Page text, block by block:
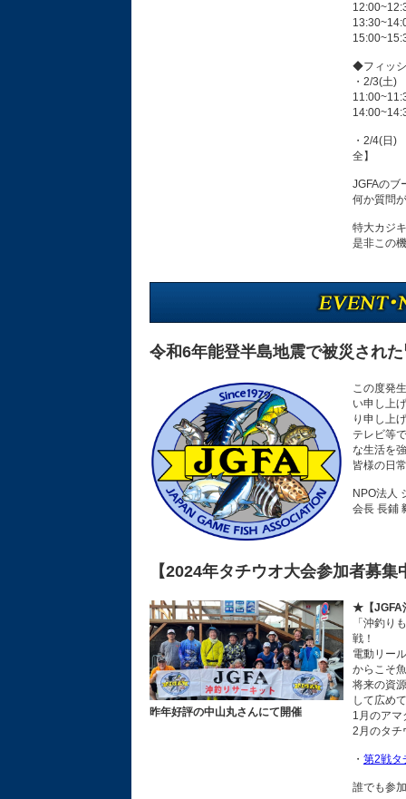
◆フィッ
・2/3(土
・2/4(日)
全】
JGFAのブ
何か質問
特大カジ
是非この
令和6年能登半島地震で被災され
この度発
い申し上
り申し上
テレビ等
な生活を
皆様の日
NPO法人
会長 長鋪
【2024年タチウオ大会参加者募集
昨年好評の中山丸さんにて開催
★【JGFA
「沖釣り
戦！
電動リー
からこそ
将来の資
して広め
1月のアマ
2月のタチ
・ 第2戦
誰でも参